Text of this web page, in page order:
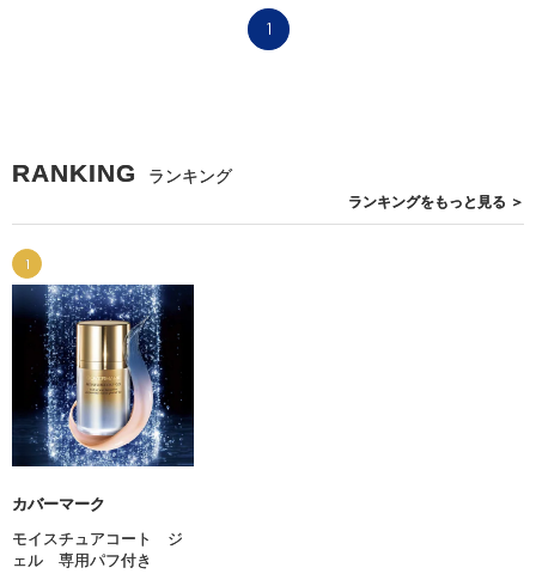
1
RANKING ランキング
ランキングをもっと見る ＞
1
カバーマーク
モイスチュアコート ジ
ェル 専用パフ付き